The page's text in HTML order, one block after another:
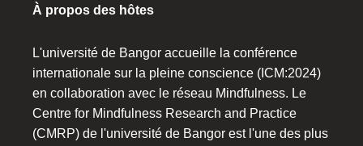
À propos des hôtes
L'université de Bangor accueille la conférence
internationale sur la pleine conscience (ICM:2024)
en collaboration avec le réseau Mindfulness. Le
Centre for Mindfulness Research and Practice
(CMRP) de l'université de Bangor est l'une des plus